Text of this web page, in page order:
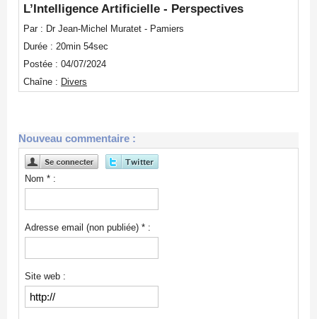
L’Intelligence Artificielle - Perspectives
Par : Dr Jean-Michel Muratet - Pamiers
Durée : 20min 54sec
Postée : 04/07/2024
Chaîne : Divers
Nouveau commentaire :
Nom * :
Adresse email (non publiée) * :
Site web :